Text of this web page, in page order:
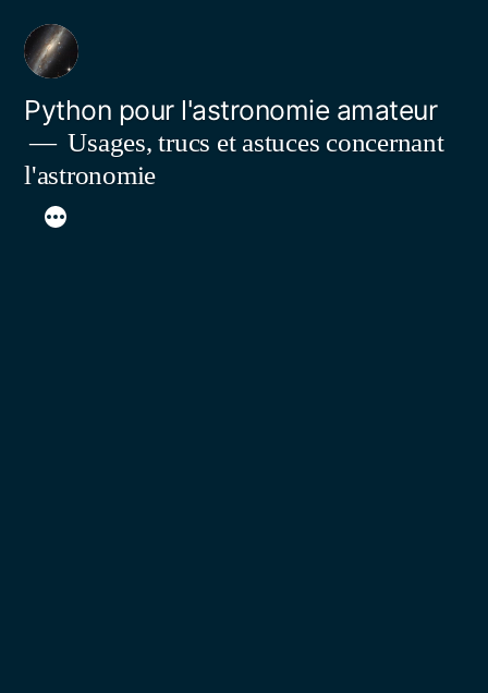
Aller
contenu
Python pour l'astronomie amateur
Usages, trucs et astuces concernant
l'astronomie